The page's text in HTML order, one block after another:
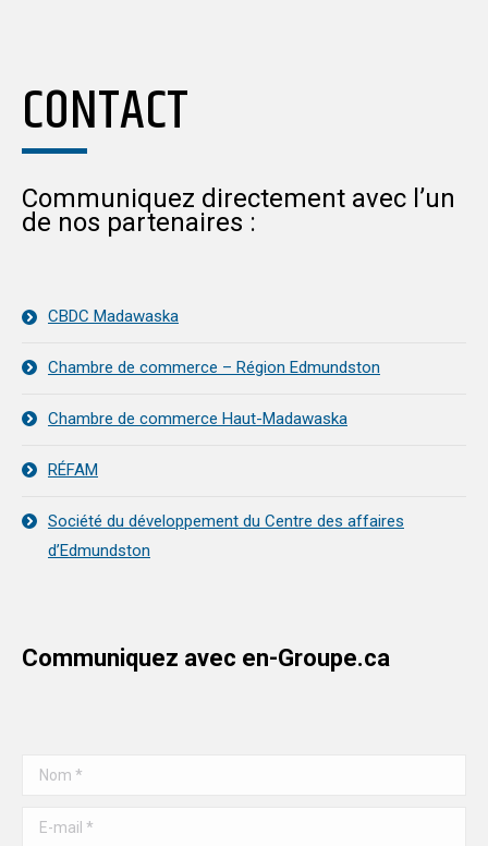
CONTACT
Communiquez directement avec l’un
de nos partenaires :
CBDC Madawaska
Chambre de commerce – Région Edmundston
Chambre de commerce Haut-Madawaska
RÉFAM
Société du développement du Centre des affaires
d’Edmundston
Communiquez avec en-Groupe.ca
Nom *
E-mail *